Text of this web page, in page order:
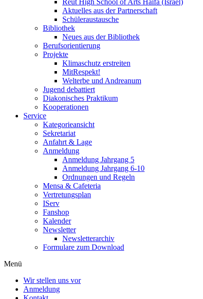
Reut High School of Arts Haifa (Israel)
Aktuelles aus der Partnerschaft
Schüleraustausche
Bibliothek
Neues aus der Bibliothek
Berufsorientierung
Projekte
Klimaschutz erstreiten
MitRespekt!
Welterbe und Andreanum
Jugend debattiert
Diakonisches Praktikum
Kooperationen
Service
Kategorieansicht
Sekretariat
Anfahrt & Lage
Anmeldung
Anmeldung Jahrgang 5
Anmeldung Jahrgang 6-10
Ordnungen und Regeln
Mensa & Cafeteria
Vertretungsplan
IServ
Fanshop
Kalender
Newsletter
Newsletterarchiv
Formulare zum Download
Menü
Wir stellen uns vor
Anmeldung